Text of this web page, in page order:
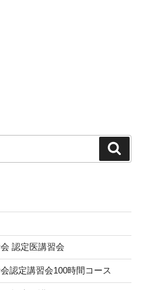
認定医講習会
認定講習会100時間コース